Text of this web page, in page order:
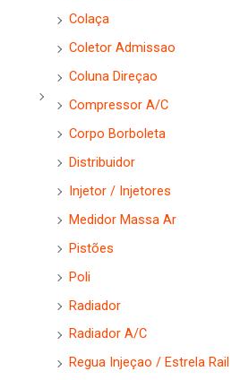
Colaça
Coletor Admissao
Coluna Direçao
Compressor A/C
Corpo Borboleta
Distribuidor
Injetor / Injetores
Medidor Massa Ar
Pistões
Poli
Radiador
Radiador A/C
Regua Injeçao / Estrela Rail